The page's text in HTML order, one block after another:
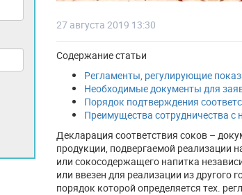
27 августа 2019 13:30
Содержание статьи
Регламенты, регулирующие
Необходимые документы для
Порядок подтверждения
Преимущества сотрудничества с
Декларация соответствия соков –
продукции, подвергаемой реализации
или сокосодержащего напитка
или ввезен для реализации из другого
порядок которой определяется тех.